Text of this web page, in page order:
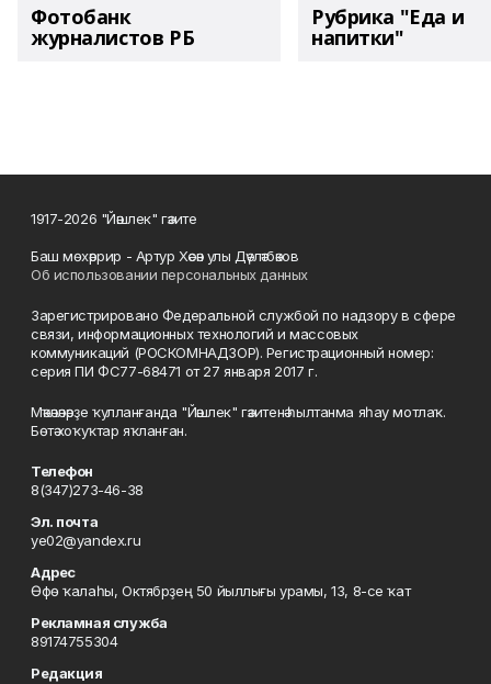
Фотобанк
журналистов РБ
Рубрика "Еда и
напитки"
1917-2026 "Йәшлек" гәзите
Баш мөхәррир - Артур Хәсән улы Дәүләтбәков
Об использовании персональных данных
Зарегистрировано Федеральной службой по надзору в сфере
связи, информационных технологий и массовых
коммуникаций (РОСКОМНАДЗОР). Регистрационный номер:
серия ПИ ФС77-68471 от 27 января 2017 г.
Мәҡәләләрҙе ҡулланғанда "Йәшлек" гәзитенә һылтанма яһау мотлаҡ.
Бөтә хоҡуҡтар яҡланған.
Телефон
8(347)273-46-38
Эл. почта
ye02@yandex.ru
Адрес
Өфө ҡалаһы, Октябрҙең 50 йыллығы урамы, 13, 8-се ҡат
Рекламная служба
89174755304
Редакция